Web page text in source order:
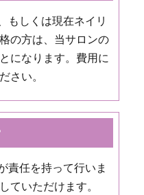
もしくは現在ネイリ
の方は、当サロンの
になります。費用に
さい。
責任を持って行いま
ていただけます。